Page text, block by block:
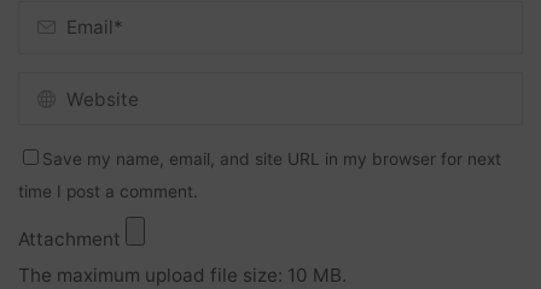
Save my name, email, and site URL in my browser for next
time I post a comment.
Attachment
The maximum upload file size: 10 MB.